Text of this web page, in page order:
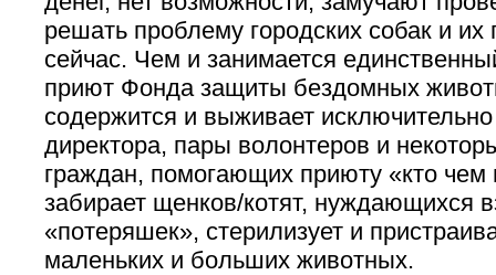
решать проблему городских собак и их
сейчас. Чем и занимается
приют Фонда защиты бездомных
содержится и выживает
директора, пары волонтеров и
граждан, помогающих приюту «кто
забирает щенков/котят, нуждающихся
«потеряшек», стерилизует и
маленьких и больших животных.